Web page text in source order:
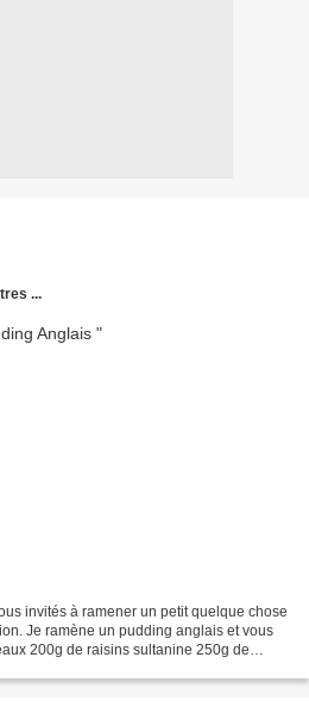
...
invités à ramener un petit quelque chose
Je ramène un pudding anglais et vous
200g de raisins sultanine 250g de